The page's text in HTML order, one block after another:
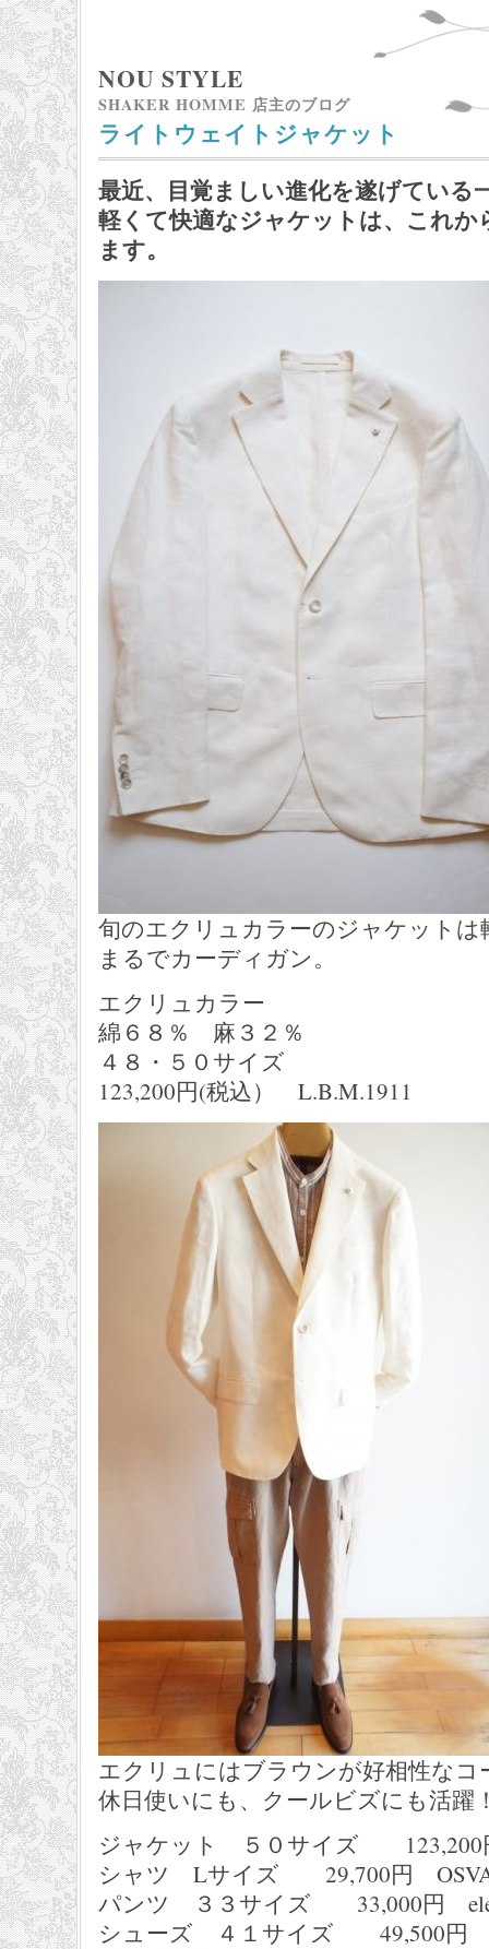
NOU STYLE
SHAKER HOMME 店主のブログ
ライトウェイトジャケット
最近、目覚ましい進化を遂げている
軽くて快適なジャケットは、これか
ます。
旬のエクリュカラーのジャケットは
まるでカーディガン。
エクリュカラー
綿６８％ 麻３２％
４８・５０サイズ
123,200円(税込） L.B.M.1911
エクリュにはブラウンが好相性なコ
休日使いにも、クールビズにも活躍
ジャケット ５０サイズ 123,200
シャツ Lサイズ 29,700円
パンツ ３３サイズ 33,000円
シューズ ４１サイズ 49,500円